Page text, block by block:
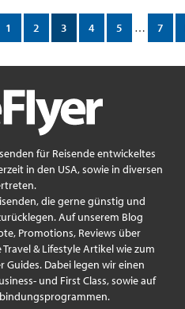
1 2 3 4 5 … 7
für Reisende entwickeltes
in den USA, sowie in diversen
die gerne günstig und
Auf unserem Blog
Promotions, Reviews über
& Lifestyle Artikel wie zum
Guides. Dabei legen wir einen
und First Class, sowie auf